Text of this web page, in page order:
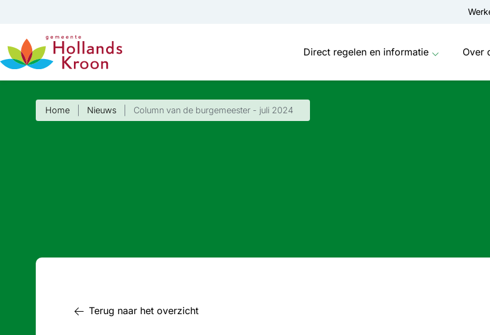
Direct regelen en informatie Over
Home Nieuws Column van de burgemeester - juli 2024
Terug naar het overzicht